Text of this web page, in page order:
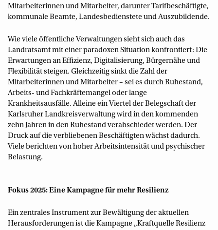
Mitarbeiterinnen und Mitarbeiter, darunter Tarifbeschäftigte,
kommunale Beamte, Landesbedienstete und Auszubildende.
Wie viele öffentliche Verwaltungen sieht sich auch das
Landratsamt mit einer paradoxen Situation konfrontiert: Die
Erwartungen an Effizienz, Digitalisierung, Bürgernähe und
Flexibilität steigen. Gleichzeitig sinkt die Zahl der
Mitarbeiterinnen und Mitarbeiter – sei es durch Ruhestand,
Arbeits- und Fachkräftemangel oder lange
Krankheitsausfälle. Alleine ein Viertel der Belegschaft der
Karlsruher Landkreisverwaltung wird in den kommenden
zehn Jahren in den Ruhestand verabschiedet werden. Der
Druck auf die verbliebenen Beschäftigten wächst dadurch.
Viele berichten von hoher Arbeitsintensität und psychischer
Belastung.
Fokus 2025: Eine Kampagne für mehr Resilienz
Ein zentrales Instrument zur Bewältigung der aktuellen
Herausforderungen ist die Kampagne „Kraftquelle Resilienz